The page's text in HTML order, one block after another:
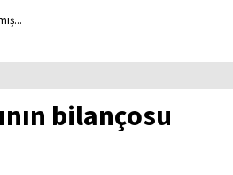
bilançosu